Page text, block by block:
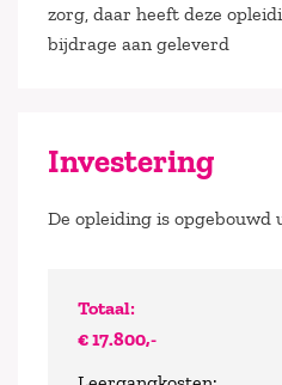
zorg, daar heeft deze
bijdrage aan geleverd
Investering
De opleiding is opgebouwd
Totaal:
€ 17.800,-